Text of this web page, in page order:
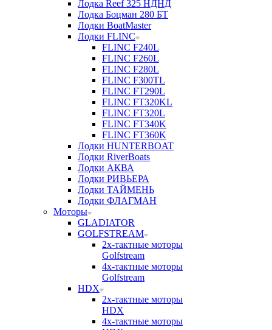
Лодка Reef 325 НДНД
Лодка Боцман 280 БТ
Лодки BoatMaster
Лодки FLINC
FLINC F240L
FLINC F260L
FLINC F280L
FLINC F300TL
FLINC FT290L
FLINC FT320KL
FLINC FT320L
FLINC FT340K
FLINC FT360K
Лодки HUNTERBOAT
Лодки RiverBoats
Лодки АКВА
Лодки РИВЬЕРА
Лодки ТАЙМЕНЬ
Лодки ФЛАГМАН
Моторы
GLADIATOR
GOLFSTREAM
2х-тактные моторы
Golfstream
4х-тактные моторы
Golfstream
HDX
2х-тактные моторы
HDX
4х-тактные моторы